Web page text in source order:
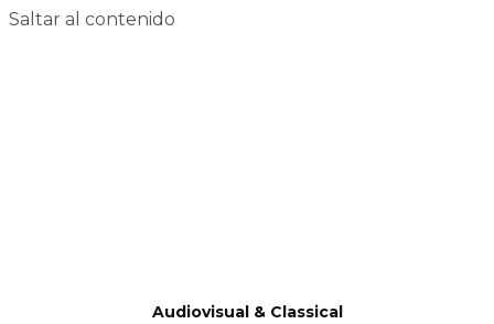
Saltar al contenido
Audiovisual & Classical